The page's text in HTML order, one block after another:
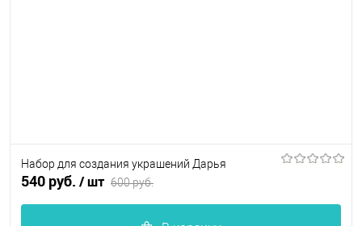
Набор для создания украшений Дарья
540 руб. / шт 600 руб.